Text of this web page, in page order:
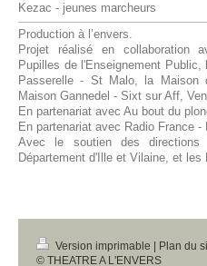
Kezac - jeunes marcheurs
Production à l’envers.
Projet réalisé en collaboration
Pupilles de l'Enseignement
Passerelle - St Malo, la Maison
Maison Gannedel - Sixt sur Aff,
En partenariat avec Au bout du
En partenariat avec Radio France -
Avec le soutien des
Département d'Ille et Vilaine, et les
Version imprimable | Plan du
© THEATRE A L'ENVERS